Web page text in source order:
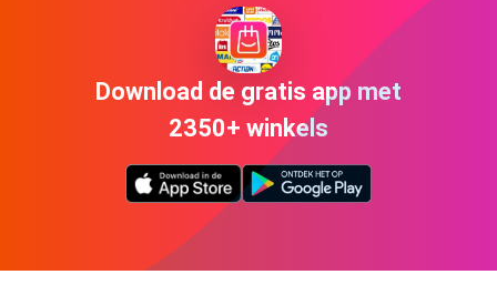
Download de gratis app met
2350+ winkels